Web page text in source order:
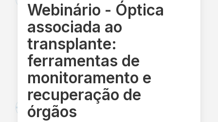
Webinário - Óptica
associada ao
transplante:
ferramentas de
monitoramento e
recuperação de
órgãos